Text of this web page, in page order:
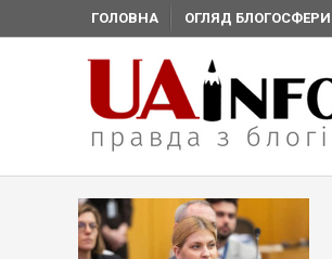
ГОЛОВНА ОГЛЯД БЛОГОСФЕРИ